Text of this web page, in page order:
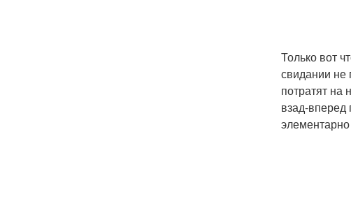
Только вот
свидании не
потратят на
взад-вперед